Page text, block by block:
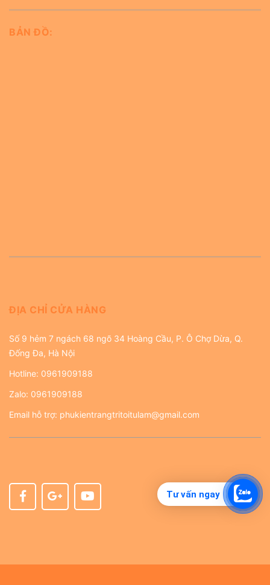
Tư vấn ngay
BẢN ĐỒ:
ĐỊA CHỈ CỬA HÀNG
Số 9 hẻm 7 ngách 68 ngõ 34 Hoàng Cầu, P. Ô Chợ Dừa, Q.
Đống Đa, Hà Nội
Hotline: 0961909188
Zalo: 0961909188
Email hỗ trợ: phukientrangtritoitulam@gmail.com